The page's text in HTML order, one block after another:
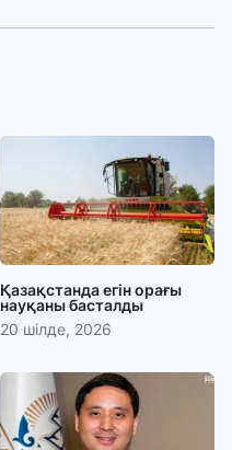
Қазақстанда егін орағы
науқаны басталды
20 шілде, 2026